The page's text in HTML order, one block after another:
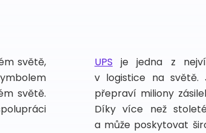
světě,
světě.
UPS je jedna z
v logistice na světě.
přepraví miliony
Díky více než
a může poskytovat